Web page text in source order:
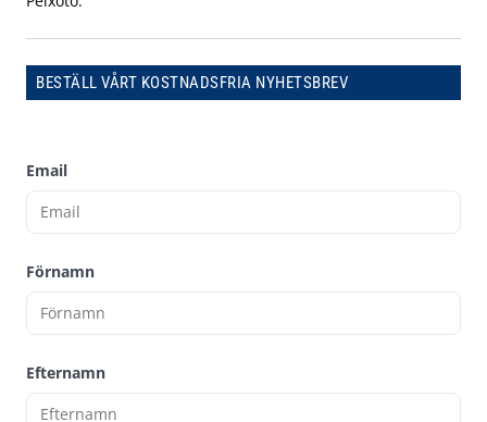
BESTÄLL VÅRT KOSTNADSFRIA NYHETSBREV
Email
Förnamn
Efternamn